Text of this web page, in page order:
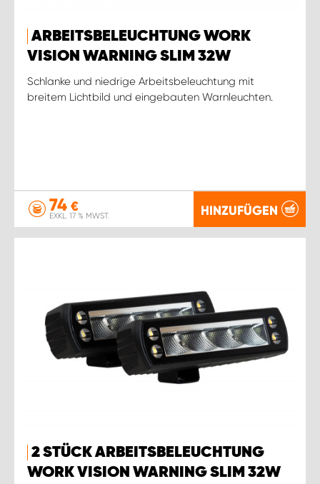
ARBEITSBELEUCHTUNG WORK
VISION WARNING SLIM 32W
Schlanke und niedrige Arbeitsbeleuchtung mit
breitem Lichtbild und eingebauten Warnleuchten.
74 €
EXKL. 17 % MWST. HINZUFÜGEN
2 STÜCK ARBEITSBELEUCHTUNG
WORK VISION WARNING SLIM 32W